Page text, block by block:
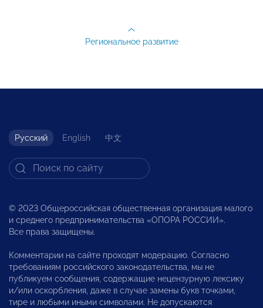
Региональное развитие
Русский English 中文
© 2023 Общероссийская общественная организация малого
и среднего предпринимательства «ОПОРА РОССИИ».
Все права защищены.
Комментарии на сайте проходят модерацию. Согласно
требованиям российского законодательства, мы не
публикуем сообщения, содержащие нецензурную лексику
и/или оскорбления, даже в случае замены букв точками,
тире и любыми иными символами. Не допускаются